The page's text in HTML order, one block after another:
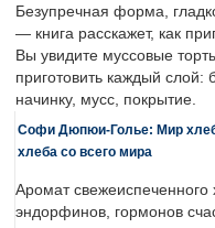
Безупречная форма,
— книга расскажет, как
Вы увидите муссовые
приготовить каждый слой:
начинку, мусс, покрытие.
Софи Дюпюи-Голье: Мир
хлеба со всего мира
Аромат
эндорфинов, гормонов